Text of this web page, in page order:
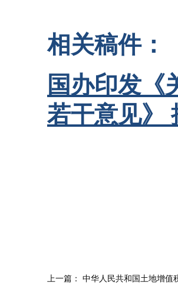
相关稿件：
国办印发《
若干意见》
上一篇： 中华人民共和国土地增值